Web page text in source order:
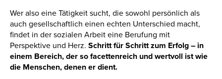
Wer also eine Tätigkeit sucht, die sowohl persönlich als
auch gesellschaftlich einen echten Unterschied macht,
findet in der sozialen Arbeit eine Berufung mit
Perspektive und Herz. Schritt für Schritt zum Erfolg – in
einem Bereich, der so facettenreich und wertvoll ist wie
die Menschen, denen er dient.